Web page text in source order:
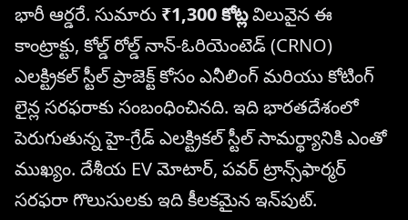
భారీ ఆర్డరే. సుమారు ₹1,300 కోట్లవిలువైన ఈ
కాంట్రాక్టు, కోల్డ్ రోల్డ్ నాన్-ఓరియెంటెడ్ (CRNO)
ఎలక్ట్రికల్ స్టీల్ ప్రాజెక్ట్ కోసం ఎనీలింగ్ మరియు కోటింగ్
లైన్ల సరఫరాకు సంబంధించినది. ఇది భారతదేశంలో
పెరుగుతున్న హై-గ్రేడ్ ఎలక్ట్రికల్ స్టీల్ సామర్థ్యానికి ఎంతో
ముఖ్యం. దేశీయ EV మోటార్, పవర్ ట్రాన్స్‌ఫార్మర్
సరఫరా గొలుసులకు ఇది కీలకమైన ఇన్‌పుట్.